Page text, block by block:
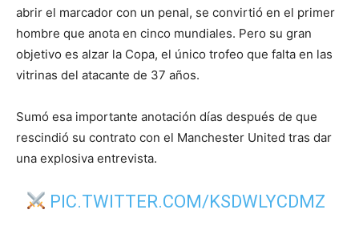
abrir el marcador con un penal, se convirtió en el primer
hombre que anota en cinco mundiales. Pero su gran
objetivo es alzar la Copa, el único trofeo que falta en las
vitrinas del atacante de 37 años.
Sumó esa importante anotación días después de que
rescindió su contrato con el Manchester United tras dar
una explosiva entrevista.
PIC.TWITTER.COM/KSDWLYCDMZ